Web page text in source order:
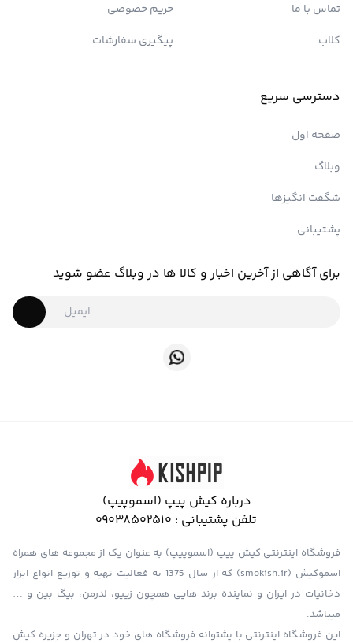
تماس با ما
کلاب
حریم خصوصی
پیگیری سفارشات
دسترسی سریع
صفحه اول
وبلاگ
شگفت انگیزها
پشتیبانی
برای آگاهی از آخرین اخبار و کالا ها در وبلاگ عضو شوید
درباره کیش پیپ (اسموپیپ)
تلفن پشتیبانی : 09038502510
فروشگاه اینترنتی کیش پیپ (اسموپیپ) به عنوان یک از مجموعه های همراه
اسموکیش (smokish.ir) که از سال 1375 به فعالیت تهیه و توزیع انواع ابزار
دخانیات در ایران و نماینده برند هایی همچون زیپو، لدرمن، بیگ بین و …
میباشد.
این فروشگاه اینترنتی با پشتوانه فروشگاه های خود در تهران و جزیره کیش